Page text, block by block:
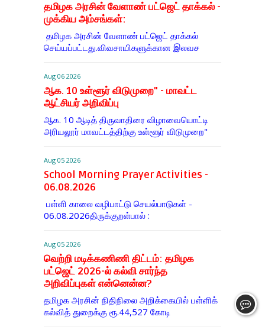
தமிழக அரசின் வேளாண் பட்ஜெட் தாக்கல் -
முக்கிய அம்சங்கள்:
தமிழக அரசின் வேளாண் பட்ஜெட் தாக்கல்
செய்யப்பட்டது.விவசாயிகளுக்கான இலவச
Aug 06 2026
ஆக. 10 உள்ளூர் விடுமுறை" - மாவட்ட
ஆட்சியர் அறிவிப்பு
ஆக. 10 ஆடித் திருவாதிரை விழாவையொட்டி
அரியலூர் மாவட்டத்திற்கு உள்ளூர் விடுமுறை"
Aug 05 2026
School Morning Prayer Activities -
06.08.2026
பள்ளி காலை வழிபாட்டு செயல்பாடுகள் -
06.08.2026திருக்குறள்பால் :
Aug 05 2026
வெற்றி மடிக்கணிணி திட்டம்: தமிழக
பட்ஜெட் 2026-ல் கல்வி சார்ந்த
அறிவிப்புகள் என்னென்ன?
தமிழக அரசின் நிதிநிலை அறிக்கையில் பள்ளிக்
கல்வித் துறைக்கு ரூ.44,527 கோடி